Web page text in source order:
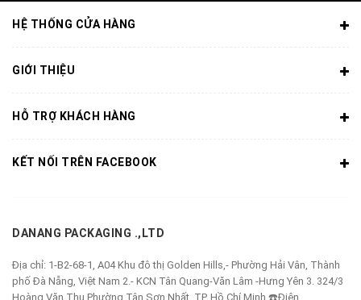
HỆ THỐNG CỬA HÀNG
GIỚI THIỆU
HỖ TRỢ KHÁCH HÀNG
KẾT NỐI TRÊN FACEBOOK
DANANG PACKAGING .,LTD
Địa chỉ: 1-B2-68-1, A04 Khu đô thị Golden Hills,- Phường Hải Vân, Thành
phố Đà Nẵng, Việt Nam 2.- KCN Tân Quang-Văn Lâm -Hưng Yên 3. 324/3
Hoàng Văn Thụ,Phường Tân Sơn Nhất, TP. Hồ Chí Minh ☎️Điện